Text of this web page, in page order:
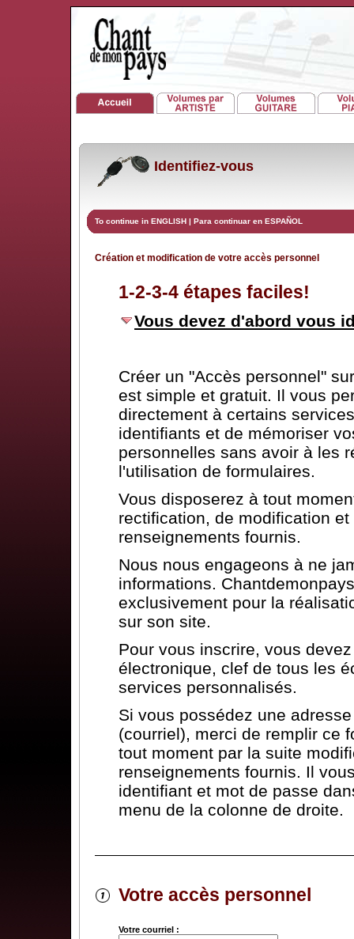
Identifiez-vous
To continue in ENGLISH | Para continuar en ESPAÑOL
Création et modification de votre accès personnel
1-2-3-4 étapes faciles!
Vous devez d'abord vous
Créer un "Accès personnel"
est simple et gratuit. Il vous
directement à certains
identifiants et de mémoriser
personnelles sans avoir à les
l'utilisation de formulaires.
Vous disposerez à tout
rectification, de modification
renseignements fournis.
Nous nous engageons à ne
informations.
exclusivement pour la
sur son site.
Pour vous inscrire, vous
électronique, clef de tous les
services personnalisés.
Si vous possédez une
(courriel), merci de remplir ce
tout moment par la suite
renseignements fournis. Il
identifiant et mot de passe
menu de la colonne de droite.
Votre accès personnel
Votre courriel :